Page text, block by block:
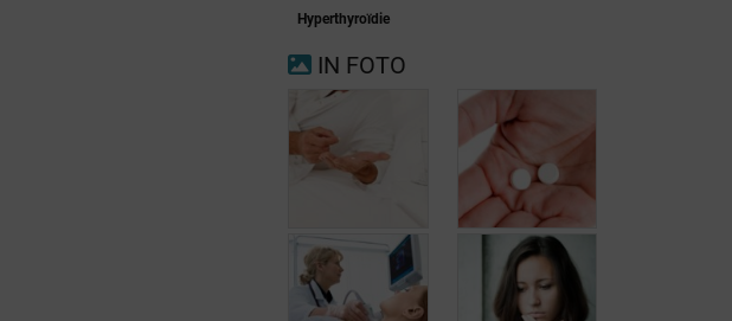
Hyperthyroïdie
IN FOTO